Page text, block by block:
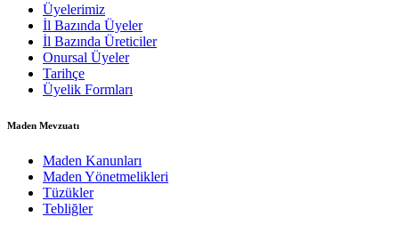
Üyelerimiz
İl Bazında Üyeler
İl Bazında Üreticiler
Onursal Üyeler
Tarihçe
Üyelik Formları
Maden Mevzuatı
Maden Kanunları
Maden Yönetmelikleri
Tüzükler
Tebliğler